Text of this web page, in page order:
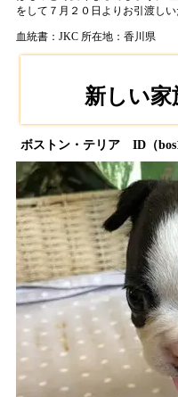
をして７月２０日よりお引渡しい
血統書：JKC 所在地：香川県
新しい家
ボストン・テリア ID（